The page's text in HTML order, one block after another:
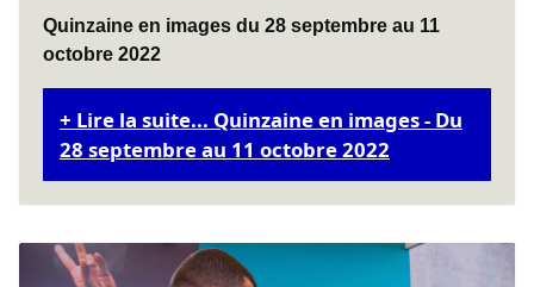
Quinzaine en images du 28 septembre au 11
octobre 2022
Lire la suite... Quinzaine en images - Du
28 septembre au 11 octobre 2022